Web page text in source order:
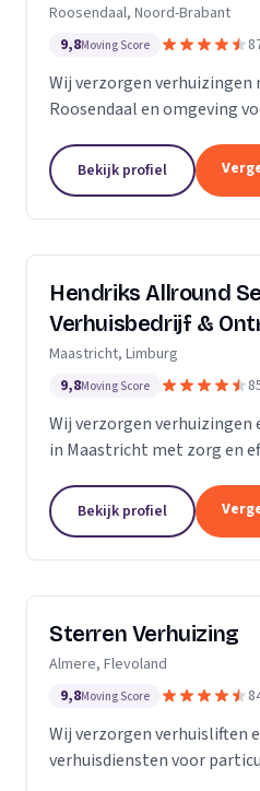
Roosendaal, Noord-Brabant
9,8Moving Score
Wij verzorgen
Roosendaal en omgeving
Bekijk profiel
Hendriks Allround
Verhuisbedrijf &
Maastricht, Limburg
9,8Moving Score
Wij verzorgen
in Maastricht met zorg en
Bekijk profiel
Sterren Verhuizing
Almere, Flevoland
9,8Moving Score
Wij verzorgen verhuisliften
verhuisdiensten voor